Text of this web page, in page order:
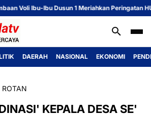
Ibu-Ibu Dusun 1 Meriahkan Peringatan HUT ke-
DAERAH NASIONAL EKONOMI
ROTAN
KEPALA DESA SE'